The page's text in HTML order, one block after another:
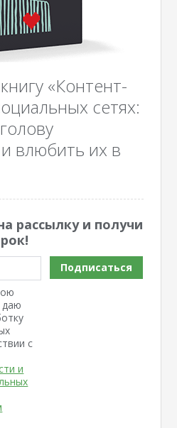
«Контент-
сетях:
влюбить их в
рассылку и получи
даю
с
и
Подписаться